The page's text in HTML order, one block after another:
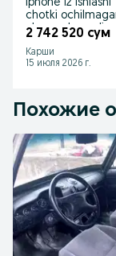
Iphone 12 ishlashi
chotki ochilmagan
chaqa
umuman yo’q
2 742 520 сум
Карши
15 июля 2026 г.
Похожие